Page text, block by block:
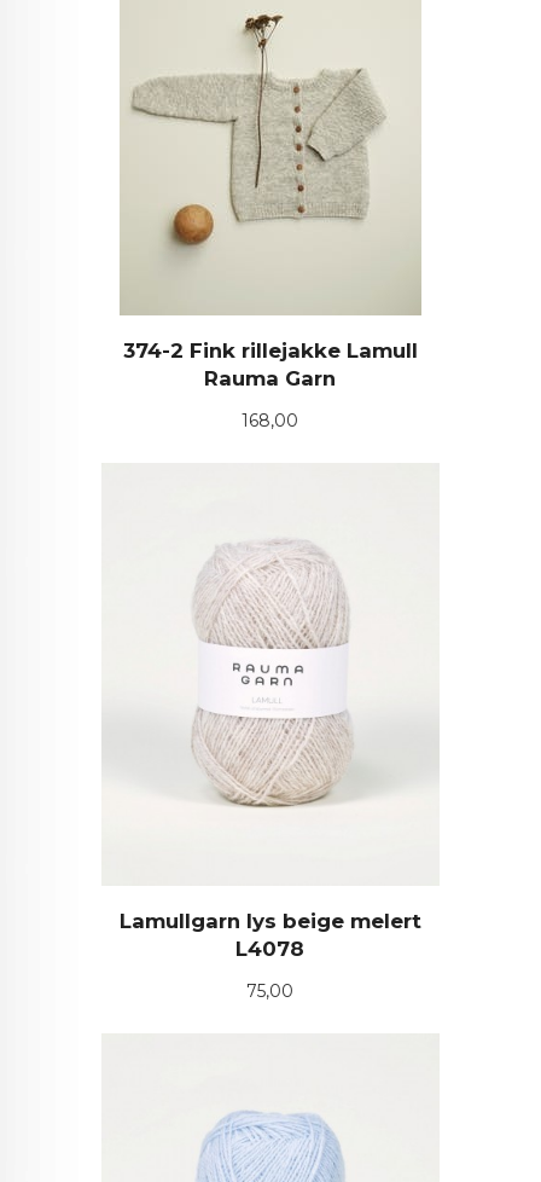
374-2 Fink rillejakke Lamull
Rauma Garn
Pris
168,00
Lamullgarn lys beige melert
L4078
Pris
75,00